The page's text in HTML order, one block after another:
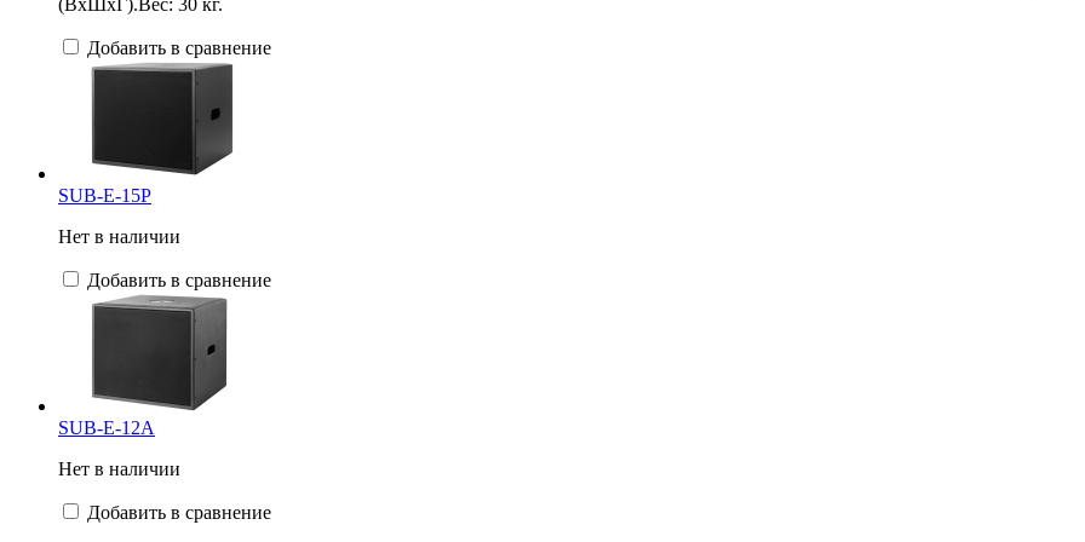
Добавить в сравнение
SUB-E-15P
Нет в наличии
Добавить в сравнение
SUB-E-12A
Нет в наличии
Добавить в сравнение